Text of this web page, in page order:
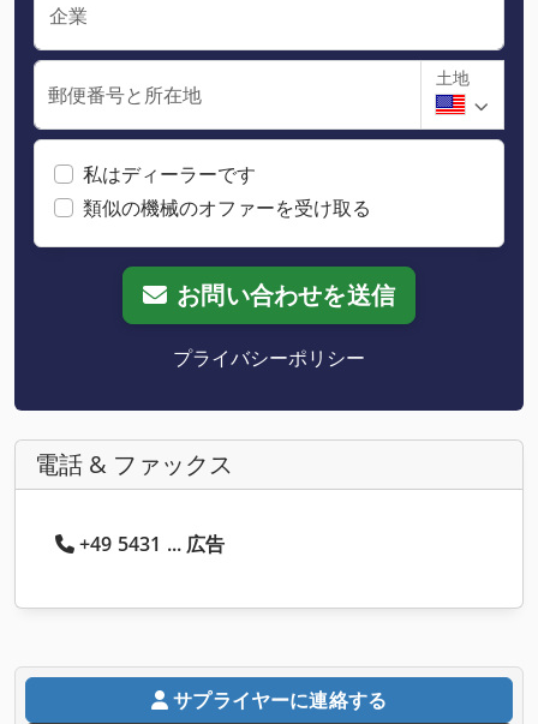
企業
郵便番号と所在地
土地
私はディーラーです
類似の機械のオファーを受け取る
お問い合わせを送信
プライバシーポリシー
電話 & ファックス
+49 5431 ... 広告
サプライヤーに連絡する